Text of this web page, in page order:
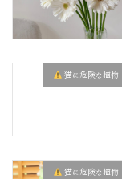
猫に危険な植物
猫に危険な植物